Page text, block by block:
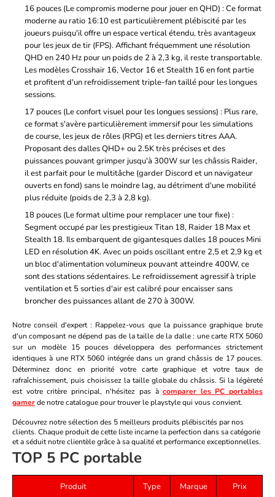
16 pouces (Le compromis moderne pour jouer en QHD) : Ce format
moderne au ratio 16:10 est particulièrement plébiscité par les
joueurs puisqu'il offre un espace vertical étendu, très avantageux
pour les jeux de tir (FPS). Affichant fréquemment une résolution
QHD en 240 Hz pour un poids de 2 à 2,3 kg, il reste transportable.
Les modèles Crosshair 16, Vector 16 et Stealth 16 en font partie
et profitent d'un refroidissement triple-fan taillé pour les longues
sessions.
17 pouces (Le confort visuel pour les longues sessions) : Plus rare,
ce format s'avère particulièrement immersif pour les simulations
de course, les jeux de rôles (RPG) et les derniers titres AAA.
Proposant des dalles QHD+ ou 2.5K très précises et des
puissances pouvant grimper jusqu'à 300W sur les châssis Raider,
il est parfait pour le multitâche (garder Discord et un navigateur
ouverts en fond) sans le moindre lag, au détriment d'une mobilité
plus réduite (poids de 2,3 à 2,8 kg).
18 pouces (Le format ultime pour remplacer une tour fixe) :
Segment occupé par les prestigieux Titan 18, Raider 18 Max et
Stealth 18. Ils embarquent de gigantesques dalles 18 pouces Mini
LED en résolution 4K. Avec un poids oscillant entre 2,5 et 2,9 kg et
un bloc d'alimentation volumineux pouvant atteindre 400W, ce
sont des stations sédentaires. Le refroidissement agressif à triple
ventilation et 5 sorties d'air est calibré pour encaisser sans
broncher des puissances allant de 270 à 300W.
Notre conseil d'expert : Rappelez-vous que la puissance graphique brute
d'un composant ne dépend pas de la taille de la dalle : une carte RTX 5060
sur un modèle 15 pouces développera des performances strictement
identiques à une RTX 5060 intégrée dans un grand châssis de 17 pouces.
Déterminez donc en priorité votre carte graphique et votre taux de
rafraîchissement, puis choisissez la taille globale du châssis. Si la légèreté
est votre critère principal, n'hésitez pas àcomparer les PC portables
gamerde notre catalogue pour trouver le playstyle qui vous convient.
Découvrez notre sélection des 5 meilleurs produits plébiscités par nos
clients. Chaque produit de cette liste incarne la perfection dans sa catégorie
et a séduit notre clientèle grâce à sa qualité et performance exceptionnelles.
TOP 5 PC portable
Produit Type Marque
Prix